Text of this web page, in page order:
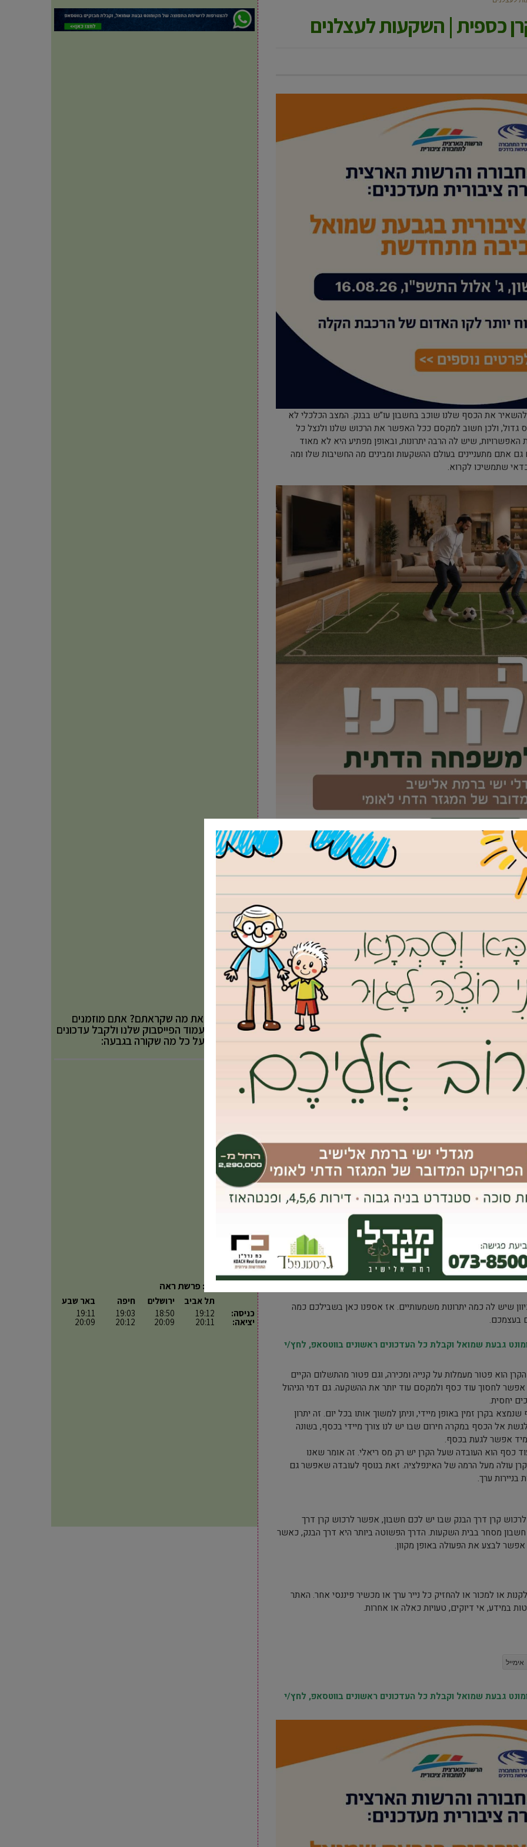
כספית | השקעות לעצלנים
שאין סיבה להשאיר את הכסף שלנו שוכב בחשבון עו”ש בבנק. המצב הכלכלי לא
גדול, ולכן חשוב למקסם ככל האפשר את הרכוש שלנו ולנצל כל
האפשרויות, שיש לה הרבה יתרונות, ובאופן מפתיע היא לא מאוד
אתם מתעניינים בעולם ההשקעות ומבינים מה החשיבות שלו ומה
שתמשיכו לקרוא.
זמן קצר, שאותה אפשר לרכוש במקום הפיקדון הבנקאי הרגיל
מכיוון שההשקעה נעשית בערוצים סולידיים כמו אגרות חוב.
הוא איחוד של הרבה מאוד לקוחות שהתאחדו מול הבנק, מה שמאפשר
שלהם שנמצא אצלו. ברור שאתם לא צריכים לאסוף אנשים ולפתוח
של הקרן. אפשר להשקיע דרך הקרן לטווחי זמן שונים: קצר,
שיש לה כמה יתרונות משמעותיים. אז אספנו כאן בשבילכם כמה
בעצמכם.
גבעת שמואל וקבלת כל העדכונים ראשונים בווטסאפ, לחץ/י
הוא פטור מעמלות על קנייה ומכירה, וגם פטור מהתשלום הקיים
אפשר לחסוך עוד כסף ולמקסם עוד יותר את ההשקעה. גם דמי הניהול
יחסית.
בקרן זמין באופן מיידי, וניתן למשוך אותו בכל יום. זה יתרון
אל הכסף במקרה חירום שבו יש לנו צורך מיידי בכסף, בשונה
אפשר לגעת בכסף.
כסף הוא העובדה שעל הקרן יש רק מס ריאלי. זה אומר שאנו
עולה מעל הרמה של האינפלציה. זאת בנוסף לעובדה שאפשר גם
ערך.
קרן דרך הבנק שבו יש לכם חשבון, אפשר לרכוש קרן דרך
חשבון מסחר בבית השקעות. הדרך הפשוטה ביותר היא דרך הבנק, כאשר
לבצע את הפעולה באופן מקוון.
או למכור או להחזיק כל נייר ערך או מכשיר פיננסי אחר. האתר
במידע, אי דיוקים, טעויות כאלה או אחרות.
אימייל
גבעת שמואל וקבלת כל העדכונים ראשונים בווטסאפ, לחץ/י
אהבתם את מה שקראתם? אתם מוזמנים
לעקוב אחר עמוד הפייסבוק שלנו ולקבל עדכונים
באופן שוטף על כל מה שקורה בגבעה:
פרשת השבוע: פרשת ראה
כניסה:
יציאה:
תל אביב
19:12
20:11
ירושלים
18:50
20:09
חיפה
19:03
20:12
באר שבע
19:11
20:09